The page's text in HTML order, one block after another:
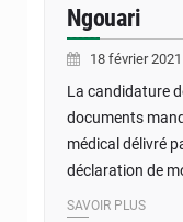
Ngouari
18 février 2021
La candidature
documents
médical délivré
déclaration de
SAVOIR PLUS